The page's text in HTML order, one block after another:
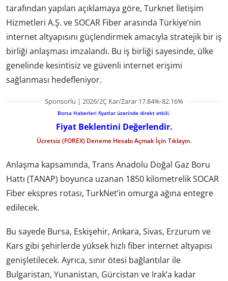
tarafından yapılan açıklamaya göre, Turknet İletişim
Hizmetleri A.Ş. ve SOCAR Fiber arasında Türkiye’nin
internet altyapısını güçlendirmek amacıyla stratejik bir iş
birliği anlaşması imzalandı. Bu iş birliği sayesinde, ülke
genelinde kesintisiz ve güvenli internet erişimi
sağlanması hedefleniyor.
Sponsorlu | 2026/2Ç Kar/Zarar 17.84%-82.16%
Borsa Haberleri fiyatlar üzerinde direkt etkili.
Fiyat Beklentini Değerlendir.
Ücretsiz (FOREX) Deneme Hesabı Açmak İçin Tıklayın.
Anlaşma kapsamında, Trans Anadolu Doğal Gaz Boru
Hattı (TANAP) boyunca uzanan 1850 kilometrelik SOCAR
Fiber ekspres rotası, TurkNet’in omurga ağına entegre
edilecek.
Bu sayede Bursa, Eskişehir, Ankara, Sivas, Erzurum ve
Kars gibi şehirlerde yüksek hızlı fiber internet altyapısı
genişletilecek. Ayrıca, sınır ötesi bağlantılar ile
Bulgaristan, Yunanistan, Gürcistan ve Irak’a kadar